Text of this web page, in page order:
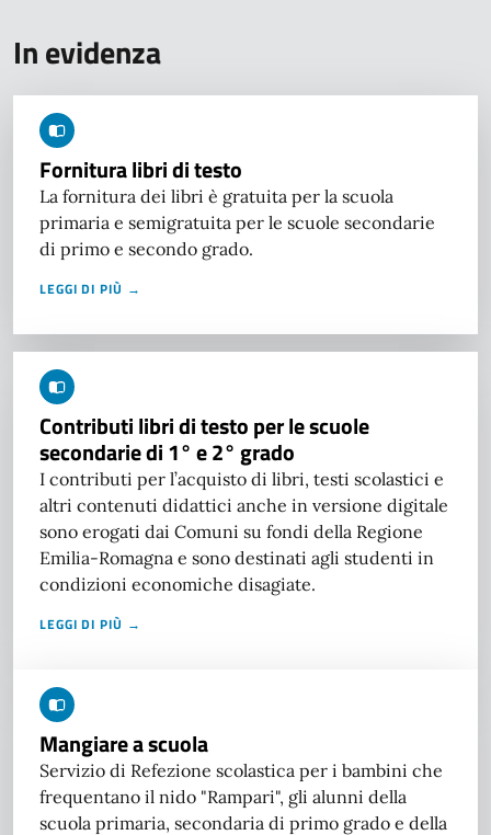
In evidenza
Fornitura libri di testo
La fornitura dei libri è gratuita per la scuola
primaria e semigratuita per le scuole secondarie
di primo e secondo grado.
LEGGI DI PIÙ →
Contributi libri di testo per le scuole
secondarie di 1° e 2° grado
I contributi per l’acquisto di libri, testi scolastici e
altri contenuti didattici anche in versione digitale
sono erogati dai Comuni su fondi della Regione
Emilia-Romagna e sono destinati agli studenti in
condizioni economiche disagiate.
LEGGI DI PIÙ →
Mangiare a scuola
Servizio di Refezione scolastica per i bambini che
frequentano il nido "Rampari", gli alunni della
scuola primaria, secondaria di primo grado e della